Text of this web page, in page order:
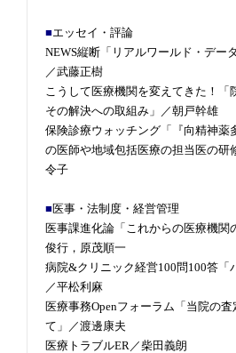
■エッセイ・評論
NEWS縦断「リアルワールド・デー
／武藤正樹
こうして医療機関を変えてきた！「
その解決への取組み」／朝戸幹雄
保険診療ウォッチング「『向精神薬
の医師や地域包括医療の担当医の研
令子
■医事・法制度・経営管理
医事課進化論「これからの医療機関
俊行，原茂順一
病院&クリニック経営100問100答「
／平松利麻
医療事務Openフォーラム「当院の
て」／渡邊康夫
医療トラブルER／柴田義朗